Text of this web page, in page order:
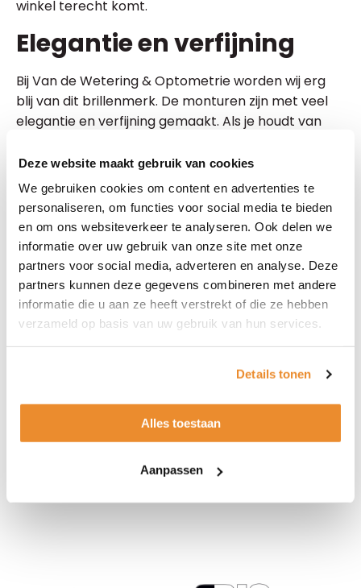
Deze website maakt gebruik van cookies
We gebruiken cookies om content en advertenties te
personaliseren, om functies voor social media te bieden
en om ons websiteverkeer te analyseren. Ook delen we
informatie over uw gebruik van onze site met onze
partners voor social media, adverteren en analyse. Deze
partners kunnen deze gegevens combineren met andere
informatie die u aan ze heeft verstrekt of die ze hebben
verzameld op basis van uw gebruik van hun services.
Details tonen
Alles toestaan
Aanpassen
winkel terecht komt.
Elegantie en verfijning
Bij Van de Wetering & Optometrie worden wij erg
blij van dit brillenmerk. De monturen zijn met veel
elegantie en verfijning gemaakt. Als je houdt van
bril van Thom Browne zeker iets voor jou. Kom
gerust langs in onze optiekzaak in Duiven en verwen
jezelf met een mooie bril van Thom Browne.